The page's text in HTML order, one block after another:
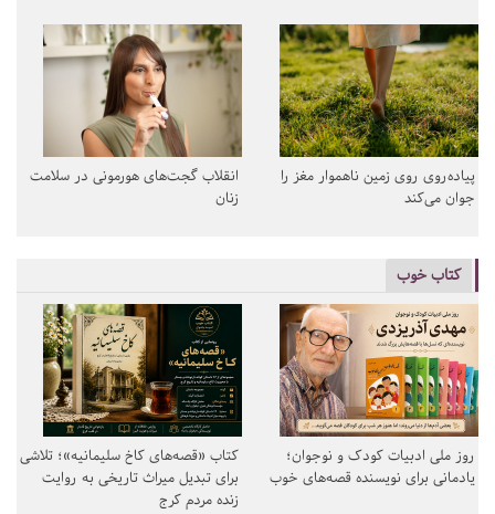
پیاده‌روی روی زمین ناهموار مغز را
جوان می‌کند
انقلاب گجت‌های هورمونی در سلامت
زنان
کتاب خوب
روز ملی ادبیات کودک و نوجوان؛
یادمانی برای نویسنده قصه‌های خوب
کتاب «قصه‌های کاخ سلیمانیه»؛ تلاشی
برای تبدیل میراث تاریخی به روایت
زنده مردم کرج